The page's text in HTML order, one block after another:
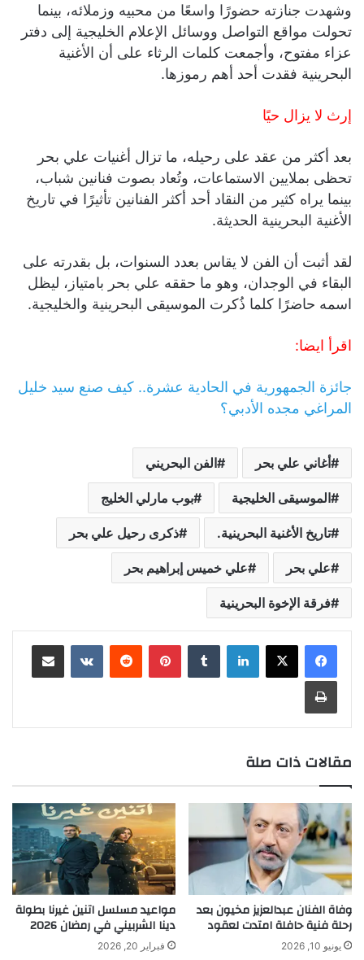
وشهدت جنازته حضورًا واسعًا من محبيه وزملائه، بينما
تحولت مواقع التواصل ووسائل الإعلام الخليجية إلى دفتر
عزاء مفتوح، وأجمعت كلمات الرثاء على أن الأغنية
البحرينية فقدت أحد أهم رموزها.
إرث لا يزال حيًا
بعد أكثر من عقد على رحيله، ما تزال أغنيات علي بحر
تحظى بملايين الاستماعات، وتُعاد بصوت فنانين شباب،
بينما يراه كثير من النقاد أحد أكثر الفنانين تأثيرًا في تاريخ
الأغنية البحرينية الحديثة.
لقد أثبت أن الفن لا يقاس بعدد السنوات، بل بقدرته على
البقاء في الوجدان، وهو ما حققه علي بحر بامتياز، ليظل
اسمه حاضرًا كلما ذُكرت الموسيقى البحرينية والخليجية.
اقرأ ايضا:
جائزة الجمهورية في الحادية عشرة.. كيف صنع سيد خليل
المراغي مجده الأدبي؟
أغاني علي بحر الفن البحريني
الموسيقى الخليجية بوب مارلي الخليج
تاريخ الأغنية البحرينية. ذكرى رحيل علي بحر
علي بحر علي خميس إبراهيم بحر
فرقة الإخوة البحرينية
لينكدإن بينتيريست مشاركة عبر البريد
طباعة
مقالات ذات صلة
وفاة الفنان عبدالعزيز مخيون بعد
رحلة فنية حافلة امتدت لعقود
يونيو 10, 2026
مواعيد مسلسل اتنين غيرنا بطولة
دينا الشربيني في رمضان 2026
فبراير 20, 2026